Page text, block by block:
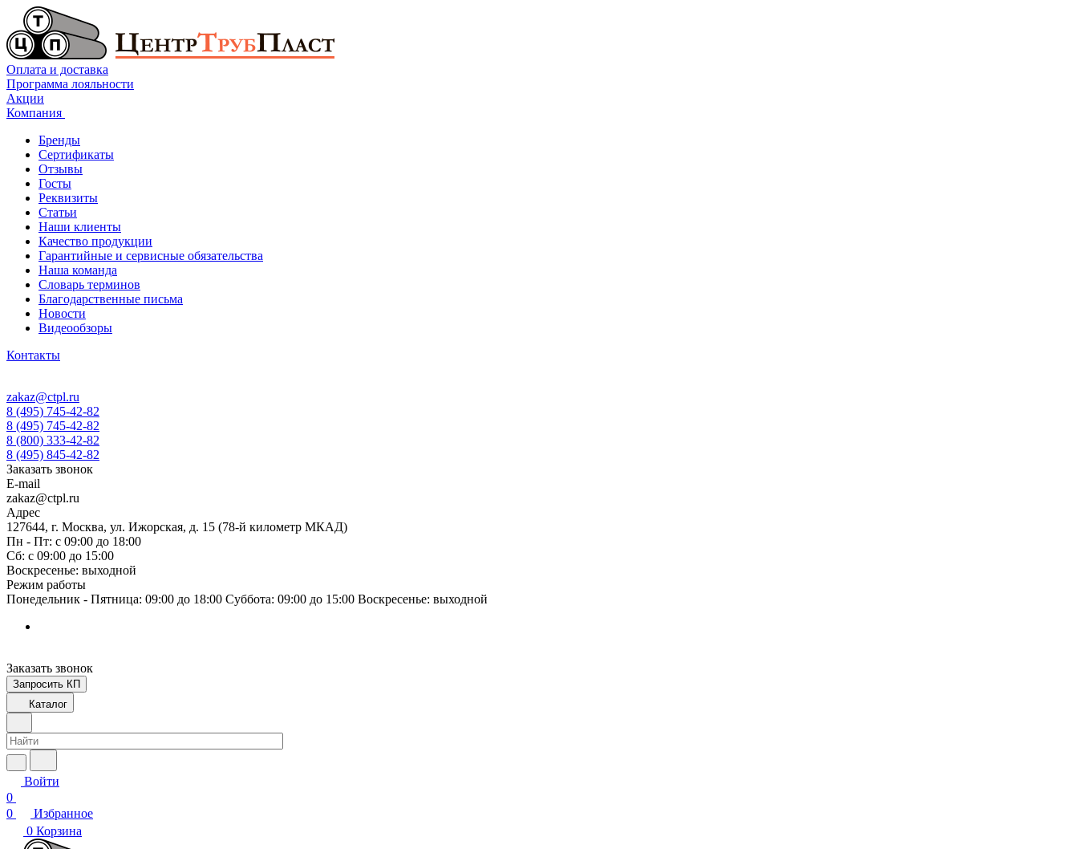
Оплата и доставка
Программа лояльности
Акции
Компания
Бренды
Сертификаты
Отзывы
Госты
Реквизиты
Статьи
Наши клиенты
Качество продукции
Гарантийные и сервисные обязательства
Наша команда
Словарь терминов
Благодарственные письма
Новости
Видеообзоры
Контакты
zakaz@ctpl.ru
8 (495) 745-42-82
8 (495) 745-42-82
8 (800) 333-42-82
8 (495) 845-42-82
Заказать звонок
E-mail
zakaz@ctpl.ru
Адрес
127644, г. Москва, ул. Ижорская, д. 15 (78-й километр МКАД)
Пн - Пт: с 09:00 до 18:00
Сб: с 09:00 до 15:00
Воскресенье: выходной
Режим работы
Понедельник - Пятница: 09:00 до 18:00 Суббота: 09:00 до 15:00 Воскресенье: выходной
Заказать звонок
Запросить КП
Каталог
Войти
0
0
Избранное
0 Корзина